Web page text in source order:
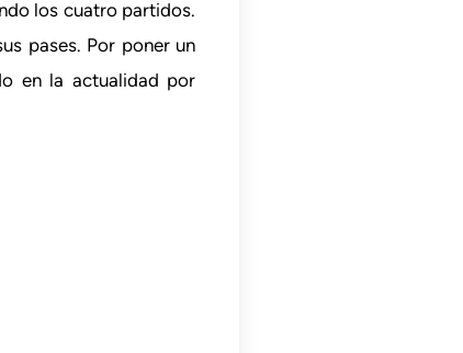
los cuatro partidos.
pases. Por poner un
en la actualidad por